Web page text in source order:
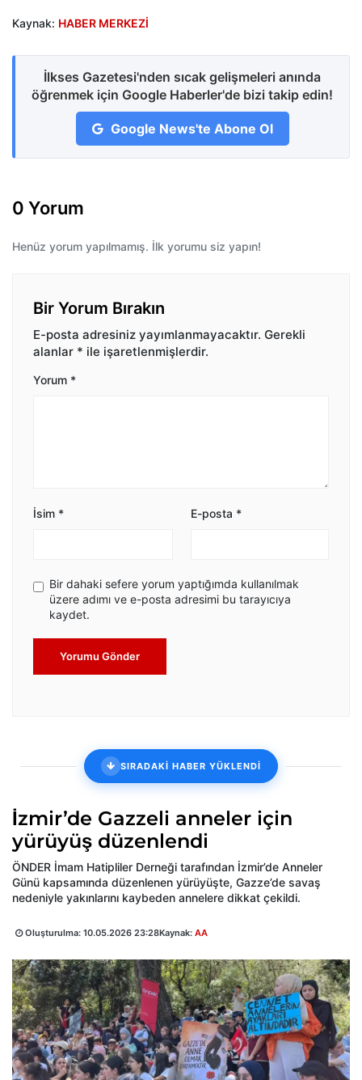
Kaynak: HABER MERKEZİ
İlkses Gazetesi'nden sıcak gelişmeleri anında
öğrenmek için Google Haberler'de bizi takip edin!
Google News'te Abone Ol
0 Yorum
Henüz yorum yapılmamış. İlk yorumu siz yapın!
Bir Yorum Bırakın
E-posta adresiniz yayımlanmayacaktır. Gerekli
alanlar * ile işaretlenmişlerdir.
Yorum *
İsim * E-posta *
Bir dahaki sefere yorum yaptığımda kullanılmak
üzere adımı ve e-posta adresimi bu tarayıcıya
kaydet.
Yorumu Gönder
SIRADAKİ HABER YÜKLENDİ
İzmir’de Gazzeli anneler için
yürüyüş düzenlendi
ÖNDER İmam Hatipliler Derneği tarafından İzmir’de Anneler
Günü kapsamında düzenlenen yürüyüşte, Gazze’de savaş
nedeniyle yakınlarını kaybeden annelere dikkat çekildi.
Oluşturulma: 10.05.2026 23:28Kaynak: AA